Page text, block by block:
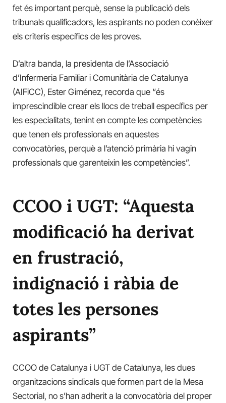
fet és important perquè, sense la publicació dels
tribunals qualificadors, les aspirants no poden conèixer
els criteris específics de les proves.
D’altra banda, la presidenta de l’Associació
d’Infermeria Familiar i Comunitària de Catalunya
(AIFiCC), Ester Giménez, recorda que “és
imprescindible crear els llocs de treball específics per
les especialitats, tenint en compte les competències
que tenen els professionals en aquestes
convocatòries, perquè a l’atenció primària hi vagin
professionals que garenteixin les competències”.
CCOO i UGT: “Aquesta
modificació ha derivat
en frustració,
indignació i ràbia de
totes les persones
aspirants”
CCOO de Catalunya i UGT de Catalunya, les dues
organitzacions sindicals que formen part de la Mesa
Sectorial, no s’han adherit a la convocatòria del proper